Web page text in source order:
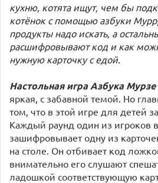
кухню, котята ищут, чем бы
котёнок с помощью азбуки
продукты надо искать, а
расшифровывают код и как
нужную карточку с едой.
Настольная игра Азбука Мурзе
яркая, с забавной темой. Но
том, что в этой игре для детей
Каждый раунд один из игроков
зашифровывает одну из
на столе. Он отбивает код
внимательно его слушают
ладошкой соответствующую